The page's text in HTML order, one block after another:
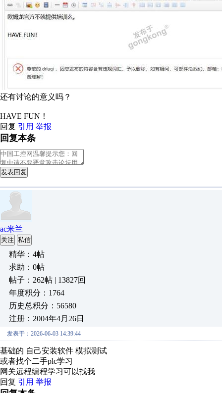
还有讨论的意义吗？
HAVE FUN！
回复 引用 举报
回复本条
发表回复
ac米兰
关注 私信
精华：4帖
求助：0帖
帖子：262帖 | 13827回
年度积分：1764
历史总积分：56580
注册：2004年4月26日
发表于：2026-06-03 14:39:44
基础的 自己安装软件 模拟测试
或者找个二手plc学习
网关远程编程学习可以找我
回复 引用 举报